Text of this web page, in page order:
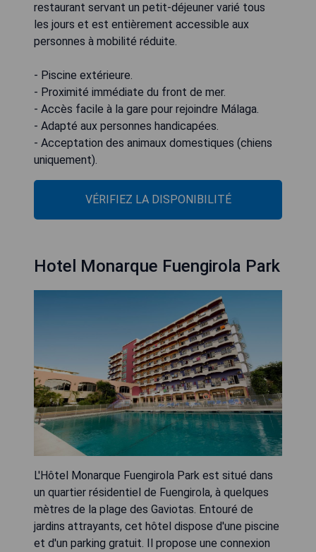
restaurant servant un petit-déjeuner varié tous
les jours et est entièrement accessible aux
personnes à mobilité réduite.
- Piscine extérieure.
- Proximité immédiate du front de mer.
- Accès facile à la gare pour rejoindre Málaga.
- Adapté aux personnes handicapées.
- Acceptation des animaux domestiques (chiens
uniquement).
VÉRIFIEZ LA DISPONIBILITÉ
Hotel Monarque Fuengirola Park
L'Hôtel Monarque Fuengirola Park est situé dans
un quartier résidentiel de Fuengirola, à quelques
mètres de la plage des Gaviotas. Entouré de
jardins attrayants, cet hôtel dispose d'une piscine
et d'un parking gratuit. Il propose une connexion